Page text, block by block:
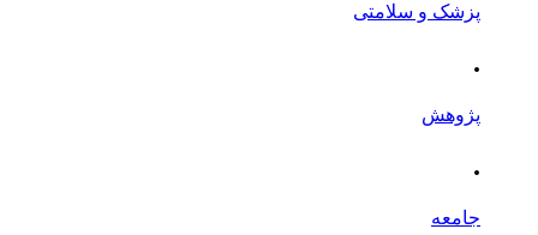
پزشک و سلامتی
.
پژوهش
.
جامعه